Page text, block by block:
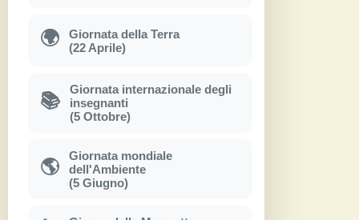
🌍
Giornata della Terra
(22 Aprile)
📚
Giornata internazionale degli
insegnanti
(5 Ottobre)
🌎
Giornata mondiale
dell'Ambiente
(5 Giugno)